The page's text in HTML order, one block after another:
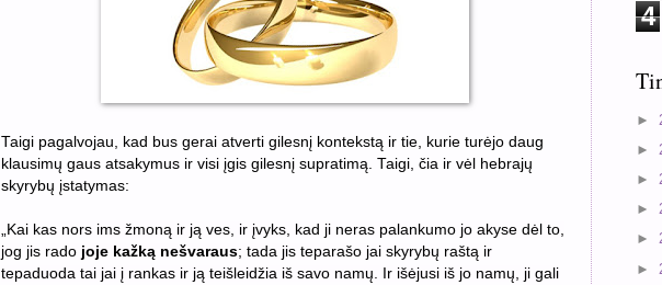
Taigi pagalvojau, kad bus gerai atverti gilesnį kontekstą ir tie, kurie turėjo daug
klausimų gaus atsakymus ir visi įgis gilesnį supratimą. Taigi, čia ir vėl hebrajų
skyrybų įstatymas:
„Kai kas nors ims žmoną ir ją ves, ir įvyks, kad ji neras palankumo jo akyse dėl to,
jog jis rado joje kažką nešvaraus; tada jis teparašo jai skyrybų raštą ir
tepaduoda tai jai į rankas ir ją teišleidžia iš savo namų. Ir išėjusi iš jo namų, ji gali
4
►
►
►
►
►
►